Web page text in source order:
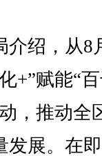
绍，从8
+”赋能“
，推动全
发展。在